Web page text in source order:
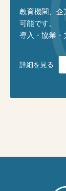
教育機関、企
可能です。
導入・協業・
詳細を見る